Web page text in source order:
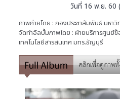
วันที่ 16 พ.ย. 60
ภาพถ่ายโดย : กองประชาสัมพันธ์ มหา
จัดทำอัลบั้มภาพโดย : ฝ่ายบริการศูนย์
เทคโนโลยีสารสนเทศ มทร.ธัญบุรี